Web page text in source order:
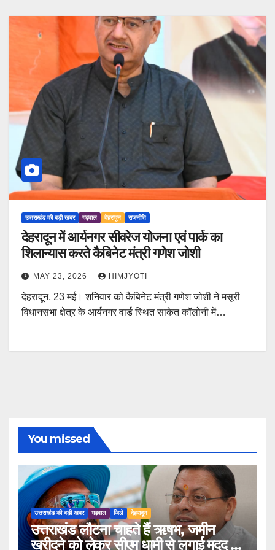
उत्तराखंड की बड़ी खबर गढ़वाल देहरादून राजनीति
देहरादून में आर्यनगर सीवरेज योजना एवं पार्क का
शिलान्यास करते कैबिनेट मंत्री गणेश जोशी
MAY 23, 2026 HIMJYOTI
देहरादून, 23 मई। शनिवार को कैबिनेट मंत्री गणेश जोशी ने मसूरी
विधानसभा क्षेत्र के आर्यनगर वार्ड स्थित साकेत कॉलोनी में…
You missed
उत्तराखंड की बड़ी खबर गढ़वाल जिले देहरादून
उत्तराखंड लौटना चाहते हैं ऋषभ, जमीन
खरीदने को लेकर सीएम धामी से लगाई मदद की